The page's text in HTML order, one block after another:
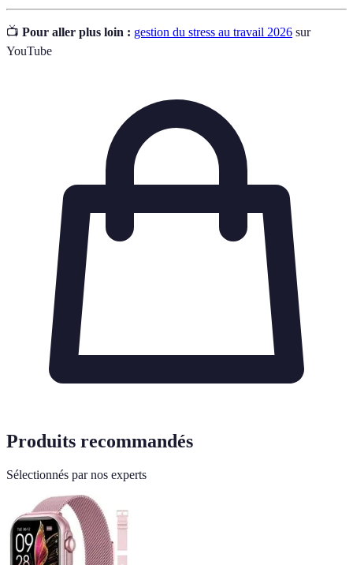
📺 Pour aller plus loin : gestion du stress au travail 2026 sur
YouTube
Produits recommandés
Sélectionnés par nos experts